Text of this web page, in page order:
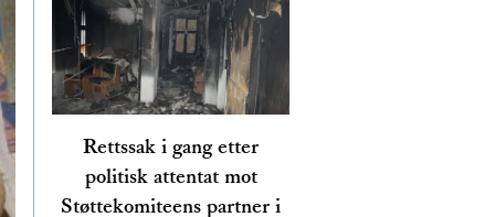
Rettssak i gang etter
politisk attentat mot
Støttekomiteens partner i